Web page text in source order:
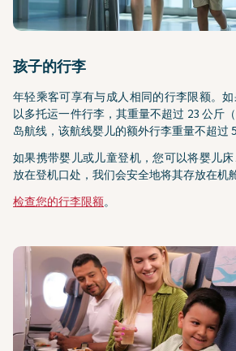
孩子的行李
年轻乘客可享有与成人相同的行李限额。
以多托运一件行李，其重量不超过 23 公斤
岛航线，该航线婴儿的额外行李重量不超过 5
如果携带婴儿或儿童登机，您可以将婴儿
放在登机口处，我们会安全地将其存放在机
检查您的行李限额。